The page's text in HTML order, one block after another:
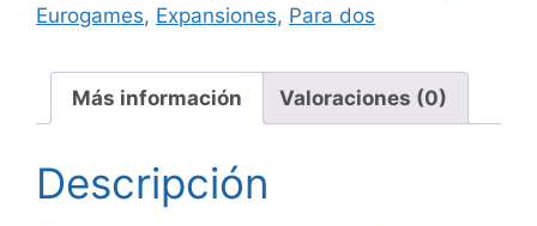
Eurogames, Expansiones, Para dos
Más información Valoraciones (0)
Descripción